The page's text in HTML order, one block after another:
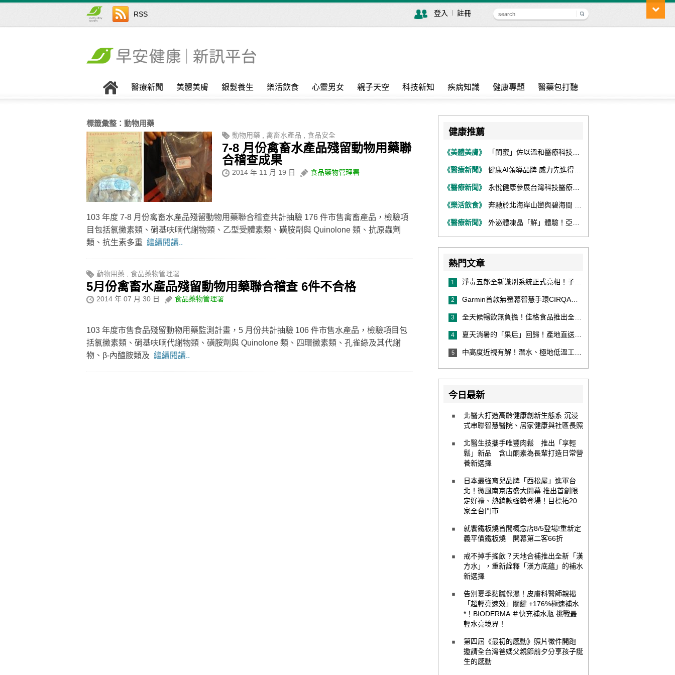
RSS 登入 註冊
醫療新聞 美體美膚 銀髮養生 樂活飲食 心靈男女 親子天空 科技新知 疾病知識 健康專題 醫藥包打聽
標籤彙整： 動物用藥
動物用藥 禽畜水產品 食品安全
7-8 月份禽畜水產品殘留動物用藥聯
合稽查成果
2014 年 11 月 19 日 食品藥物管理署
103 年度 7-8 月份禽畜水產品殘留動物用藥聯合稽查共計抽驗 176 件市售禽畜產品，檢驗項
目包括氯黴素類、硝基呋喃代謝物類、乙型受體素類、磺胺劑與 Quinolone 類、抗原蟲劑
類、抗生素多重 繼續閱讀..
動物用藥 食品藥物管理署
5月份禽畜水產品殘留動物用藥聯合稽查 6件不合格
2014 年 07 月 30 日 食品藥物管理署
103 年度市售食品殘留動物用藥監測計畫，5 月份共計抽驗 106 件市售水產品，檢驗項目包
括氯黴素類、硝基呋喃代謝物類、磺胺劑與 Quinolone 類、四環黴素類、孔雀綠及其代謝
物、β-內醯胺類及 繼續閱讀..
健康推薦
《美體美膚》 「閨蜜」佐以溫和醫療科技，陪伴女性找回身體舒適與自信
《醫療新聞》 健康AI領導品牌 威力先進得獎不斷 同獲『玉山獎』『金炬獎』最高肯定
《醫療新聞》 永悅健康參展台灣科技醫療展 展現數位健康全場景整合能力
《樂活飲食》 奔馳於北海岸山巒與碧海間 跑出屬於你的生命之光 『2026光境半程馬拉松挑戰賽－升龍道』火熱報名中
《醫療新聞》 外泌體凍晶「鮮」體驗！亞家生技解鎖24個月高活性 專利瓶蓋「秒回溶」超驚艷！醫科展秀「睛」亮神采
熱門文章
1 淨毒五郎全新識別系統正式亮相！子品牌然本再推體香噴霧新產品！
2 Garmin首款無螢幕智慧手環CIRQA登場 專注健康無須訂閱！ 輕量舒適風格百搭 生態系無縫串接 打造全天候零干擾健康與恢復管理新體驗
3 全天候暢飲無負擔！佳格食品推出全新穀物茶品牌「穀萃」 首發「穀萃 蕎麥國寶茶」無糖、0咖啡因 24小時暖心陪伴
4 夏天消暑的「果后」回歸！產地直送泰國鮮山竹，打造夏日最頂級的天然補給
5 中高度近視有解！潛水、極地低溫工作者優選 EVO ICL 膠原蛋白眼內鏡
今日最新
北醫大打造高齡健康創新生態系 沉浸
式串聯智慧醫院、居家健康與社區長照
北醫生技攜手唯豐肉鬆 推出「享輕
鬆」新品 含山酮素為長輩打造日常營
養新選擇
日本最強育兒品牌「西松屋」進軍台
北！微風南京店盛大開幕 推出首創限
定好禮、熱銷款強勢登場！目標拓20
家全台門市
就饗鐵板燒首間概念店8/5登場!重新定
義平價鐵板燒 開幕第二客66折
戒不掉手搖飲？天地合補推出全新「漢
方水」，重新詮釋「漢方底蘊」的補水
新選擇
告別夏季黏膩保濕！皮膚科醫師親揭
「超輕亮速效」關鍵 +176%極速補水
*！BIODERMA ＃快充補水瓶 挑戰最
輕水亮境界！
第四屆《最初的感動》照片徵件開跑
邀請全台灣爸媽父親節前夕分享孩子誕
生的感動